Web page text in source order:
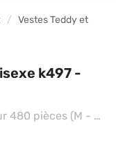
Vestes Teddy et
k497 -
Prix à l'unité pour 480 pièces (M - Navy/white)